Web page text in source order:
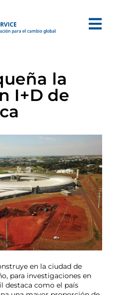
la
I+D de
en la ciudad de
para investigaciones en
destaca como el país